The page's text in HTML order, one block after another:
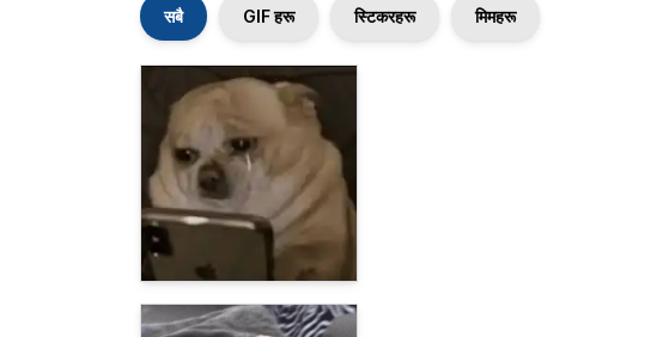
सबै GIF हरू स्टिकरहरू मिमहरू